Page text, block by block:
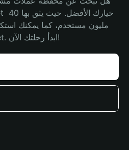
على محفظة Bitget Wallet. ابدأ رحلتك الآن!